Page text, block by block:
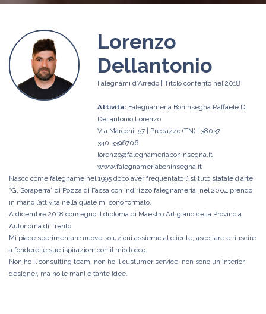
Lorenzo
Dellantonio
Falegnami d’Arredo | Titolo conferito nel 2018
Attività: Falegnameria Boninsegna Raffaele Di
Dellantonio Lorenzo
Via Marconi, 57 | Predazzo (TN) | 38037
340 3396706
lorenzo@falegnameriaboninsegna.it
www.falegnameriaboninsegna.it
Nasco come falegname nel 1995 dopo aver frequentato l’istituto statale d’arte
“G. Soraperra” di Pozza di Fassa con indirizzo falegnameria, nel 2004 prendo
in mano l’attivita nella quale mi sono formato.
A dicembre 2018 conseguo il diploma di Maestro Artigiano della Provincia
Autonoma di Trento.
Mi piace sperimentare nuove soluzioni assieme al cliente, ascoltare e riuscire
a fondere le sue ispirazioni con il mio tocco.
Non ho il consulting team, non ho il custumer service, non sono un interior
designer, ma ho le mani e tante idee.